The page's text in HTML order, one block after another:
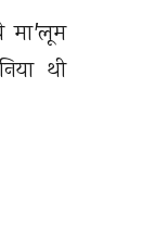
मा'लूम
थी